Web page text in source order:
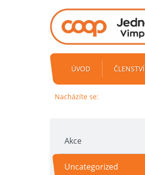
ÚVOD ČLENSTVÍ
Nacházíte se:
Akce
Uncategorized